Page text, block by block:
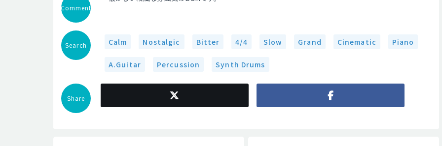
Comment
Search Calm Nostalgic Bitter 4/4 Slow Grand Cinematic Piano
A.Guitar Percussion Synth Drums
Share